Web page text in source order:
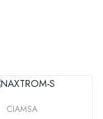
CIAMSA